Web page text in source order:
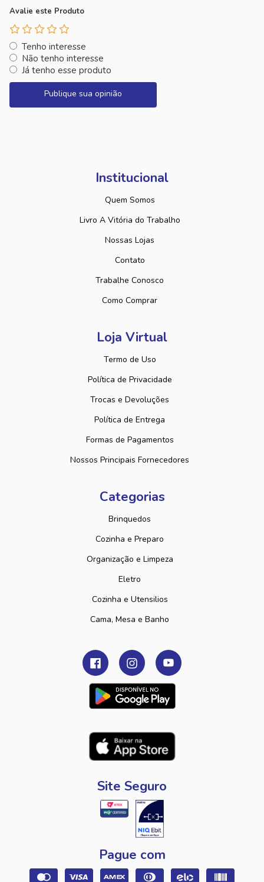
Avalie este Produto
Tenho interesse
Não tenho interesse
Já tenho esse produto
Publique sua opinião
Institucional
Quem Somos
Livro A Vitória do Trabalho
Nossas Lojas
Contato
Trabalhe Conosco
Como Comprar
Loja Virtual
Termo de Uso
Política de Privacidade
Trocas e Devoluções
Política de Entrega
Formas de Pagamentos
Nossos Principais Fornecedores
Categorias
Brinquedos
Cozinha e Preparo
Organização e Limpeza
Eletro
Cozinha e Utensilios
Cama, Mesa e Banho
Site Seguro
Pague com